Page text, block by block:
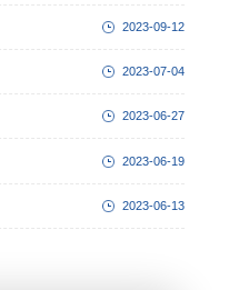
2023-09-12
2023-07-04
2023-06-27
2023-06-19
2023-06-13